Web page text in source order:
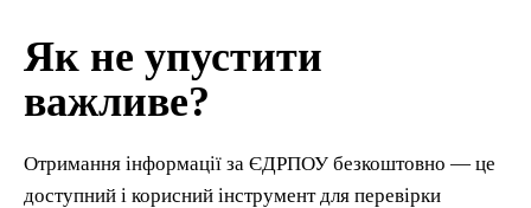
Як не упустити
важливе?
Отримання інформації за ЄДРПОУ безкоштовно — це
доступний і корисний інструмент для перевірки